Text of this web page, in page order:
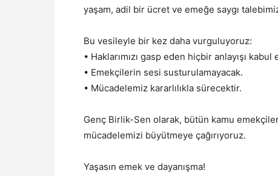
yaşam, adil bir ücret ve emeğe saygı
Bu vesileyle bir kez daha vurguluyoruz:
• Haklarımızı gasp eden hiçbir anlayışı
• Emekçilerin sesi susturulamayacak.
• Mücadelemiz kararlılıkla sürecektir.
Genç Birlik-Sen olarak, bütün kamu
mücadelemizi büyütmeye çağırıyoruz.
Yaşasın emek ve dayanışma!